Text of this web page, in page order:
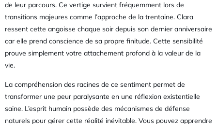
de leur parcours. Ce vertige survient fréquemment lors de
transitions majeures comme l’approche de la trentaine. Clara
ressent cette angoisse chaque soir depuis son dernier anniversaire
car elle prend conscience de sa propre finitude. Cette sensibilité
prouve simplement votre attachement profond à la valeur de la
vie.
La compréhension des racines de ce sentiment permet de
transformer une peur paralysante en une réflexion existentielle
saine. L’esprit humain possède des mécanismes de défense
naturels pour gérer cette réalité inévitable. Vous pouvez apprendre